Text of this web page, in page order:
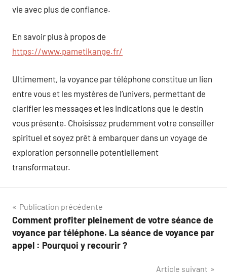
vie avec plus de confiance.
En savoir plus à propos de
https://www.pametikange.fr/
Ultimement, la voyance par téléphone constitue un lien
entre vous et les mystères de l’univers, permettant de
clarifier les messages et les indications que le destin
vous présente. Choisissez prudemment votre conseiller
spirituel et soyez prêt à embarquer dans un voyage de
exploration personnelle potentiellement
transformateur.
Navigation
de
l’article
Publication précédente
Comment profiter pleinement de votre séance de
voyance par téléphone. La séance de voyance par
appel : Pourquoi y recourir ?
Article suivant